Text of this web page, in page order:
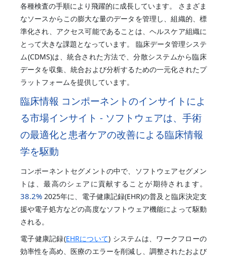
各種検査の手順により飛躍的に成長しています。 さまざま
なソースからこの膨大な量のデータを管理し、組織的、標
準化され、アクセス可能であることは、ヘルスケア組織に
とって大きな課題となっています。 臨床データ管理システ
ム(CDMS)は、統合された方法で、分散システムから臨床
データを収集、統合および分析するための一元化されたプ
ラットフォームを提供しています。
臨床情報 コンポーネントのインサイトによ
る市場インサイト - ソフトウェアは、手術
の最適化と患者ケアの改善による臨床情報
学を駆動
コンポーネントセグメントの中で、ソフトウェアセグメン
トは、最高のシェアに貢献することが期待されます。
38.2% 2025年に、電子健康記録(EHR)の普及と臨床決定支
援や電子処方などの高度なソフトウェア機能によって駆動
される。
電子健康記録(EHRについて) システムは、ワークフローの
効率性を高め、医療のエラーを削減し、調整されたおよび